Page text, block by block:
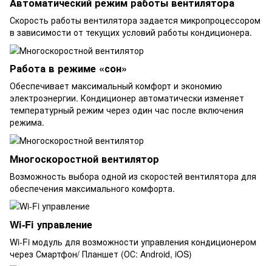
Автоматический режим работы вентилятора
Скорость работы вентилятора задается микропроцессором
в зависимости от текущих условий работы кондиционера.
Работа в режиме «сон»
Обеспечивает максимальный комфорт и экономию
электроэнергии. Кондиционер автоматически изменяет
температурный режим через один час после включения
режима.
Многоскоростной вентилятор
Возможность выбора одной из скоростей вентилятора для
обеспечения максимального комфорта.
Wi-Fi управление
Wi-Fi модуль для возможности управления кондиционером
через Смартфон/ Планшет (ОС: Android, iOS)